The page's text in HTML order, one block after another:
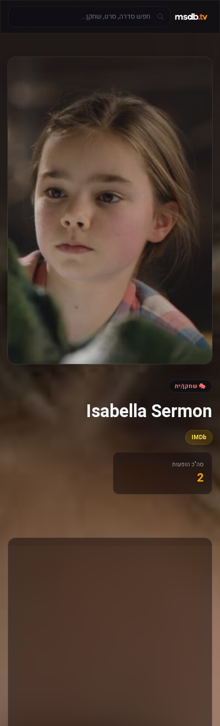
🎭 שחקן/ית
Isabella Sermon
IMDb
סה"כ הופעות
2